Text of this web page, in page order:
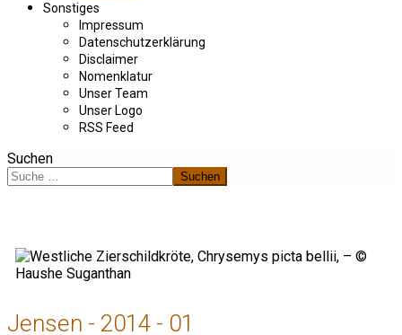
Sonstiges
Impressum
Datenschutzerklärung
Disclaimer
Nomenklatur
Unser Team
Unser Logo
RSS Feed
Suchen
Suchen
Jensen - 2014 - 01